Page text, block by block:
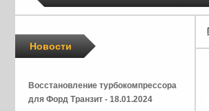
Новости
Восстановление турбокомпрессора
для Форд Транзит - 18.01.2024